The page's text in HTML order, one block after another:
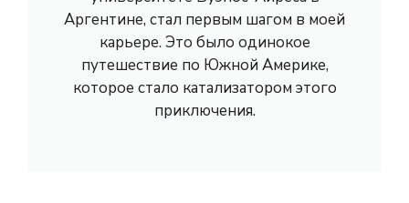
Аргентине, стал первым шагом в моей
карьере. Это было одинокое
путешествие по Южной Америке,
которое стало катализатором этого
приключения.